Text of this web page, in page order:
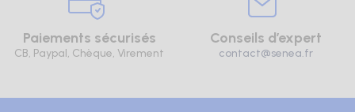
Paiements sécurisés
CB, Paypal, Chèque, Virement
Conseils d’expert
contact@senea.fr